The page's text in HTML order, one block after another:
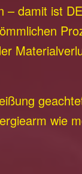
– damit ist
wie